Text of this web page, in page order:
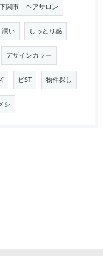
下関市 ヘアサロン
潤い しっとり感
デザインカラー
ビST 物件探し
シ